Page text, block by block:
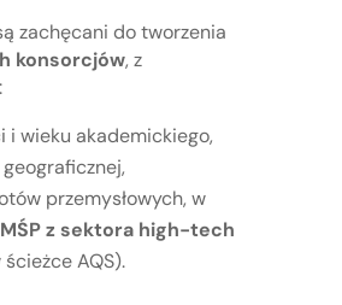
zachęcani do tworzenia
konsorcjów, z
i wieku akademickiego,
przemysłowych, w
MŚP z sektora high-tech
AQS).